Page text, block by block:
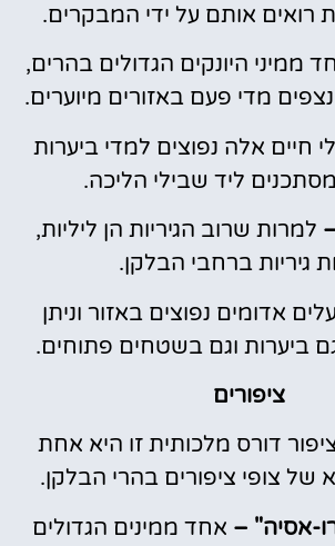
רואים אותם על ידי המבקרים.
ממיני היונקים הגדולים בהרים,
מדי פעם באזורים מיוערים.
חיים אלה נפוצים למדי ביערות
ליד שבילי הליכה.
למרות שרוב הגיריות הן ליליות,
גיריות ברחבי הבלקן.
אדומים נפוצים באזור וניתן
ביערות וגם בשטחים פתוחים.
ציפורים
דורס מלכותית זו היא אחת
של צופי ציפורים בהרי הבלקן.
אסיה" – אחד ממינים הגדולים